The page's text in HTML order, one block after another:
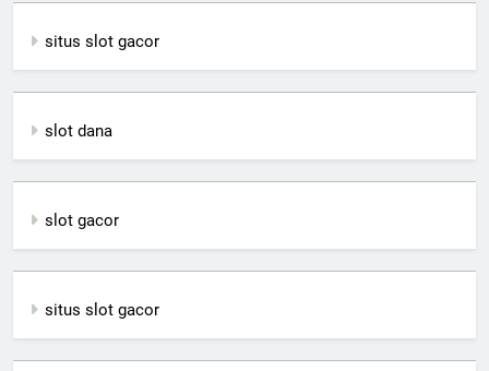
situs slot gacor
slot dana
slot gacor
situs slot gacor